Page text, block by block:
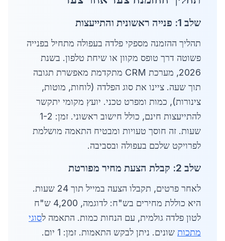
שלב 1: פנייה ראשונית והתייעצות
תהליך ההזמנה מספקי פלדה בעפולה מתחיל בפנייה
פשוטה דרך טופס מקוון או שיחת טלפון. בשנת
2026, מערכת CRM מתקדמת מאפשרת תגובה
תוך שעה. ציינו את סוג הפלדה (לוחות, מוטות,
צינורות), כמות ומפרט טכני. יועץ מקומי יתקשר
להתייעצות חינם, כולל חישוב ראשוני. זמן: 1-2
שעות. זה חוסך טעויות ומבטיח התאמה מושלמת
לפרויקט שלכם בעפולה ובסביבה.
שלב 2: קבלת הצעת מחיר מפורטת
לאחר פרטים, תקבלו הצעה במייל תוך 24 שעות.
היא כוללת מחירים בש"ח: לדוגמה, 4,200 ש"ח
לטון פלדה גולמית, עם הנחות כמות. התאמה לסוגי
מתכות
שונים. ניתן לבקש התאמות. זמן: 1 יום.